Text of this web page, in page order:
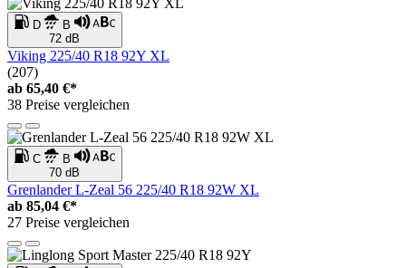
D
B
72 dB
Viking 225/40 R18 92Y XL
(207)
ab 65,40 €*
38 Preise vergleichen
C
B
70 dB
Grenlander L-Zeal 56 225/40 R18 92W XL
ab 85,04 €*
27 Preise vergleichen